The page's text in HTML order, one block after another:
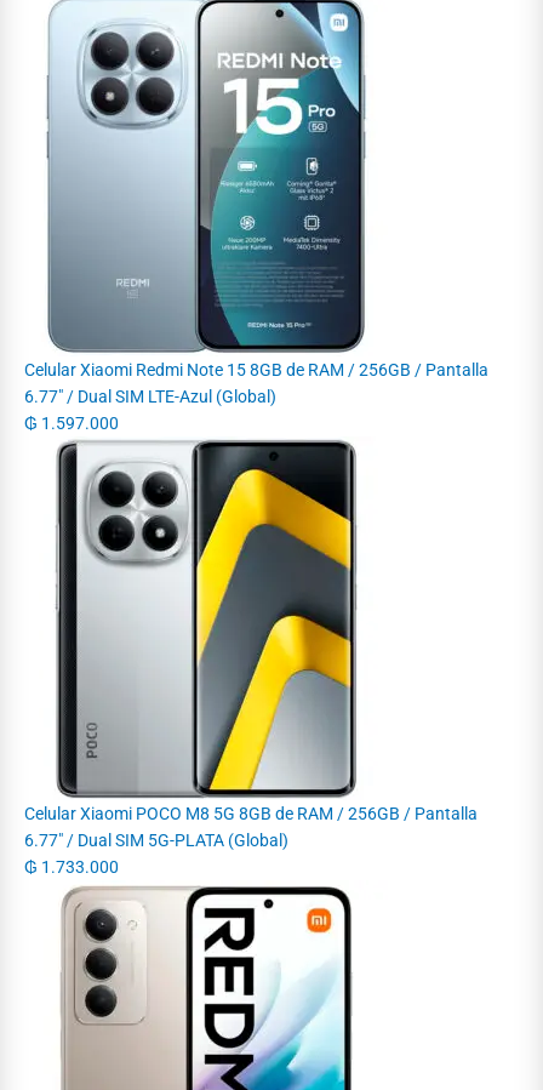
Celular Xiaomi Redmi Note 15 8GB de RAM / 256GB / Pantalla
6.77" / Dual SIM LTE-Azul (Global)
₲ 1.597.000
Celular Xiaomi POCO M8 5G 8GB de RAM / 256GB / Pantalla
6.77" / Dual SIM 5G-PLATA (Global)
₲ 1.733.000